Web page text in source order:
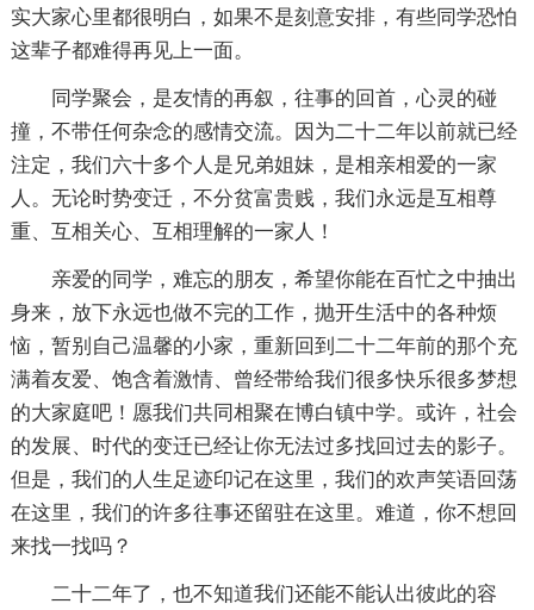
实大家心里都很明白，如果不是刻意安排，有些同学恐怕
这辈子都难得再见上一面。
同学聚会，是友情的再叙，往事的回首，心灵的碰
撞，不带任何杂念的感情交流。因为二十二年以前就已经
注定，我们六十多个人是兄弟姐妹，是相亲相爱的一家
人。无论时势变迁，不分贫富贵贱，我们永远是互相尊
重、互相关心、互相理解的一家人！
亲爱的同学，难忘的朋友，希望你能在百忙之中抽出
身来，放下永远也做不完的工作，抛开生活中的各种烦
恼，暂别自己温馨的小家，重新回到二十二年前的那个充
满着友爱、饱含着激情、曾经带给我们很多快乐很多梦想
的大家庭吧！愿我们共同相聚在博白镇中学。或许，社会
的发展、时代的变迁已经让你无法过多找回过去的影子。
但是，我们的人生足迹印记在这里，我们的欢声笑语回荡
在这里，我们的许多往事还留驻在这里。难道，你不想回
来找一找吗？
二十二年了，也不知道我们还能不能认出彼此的容